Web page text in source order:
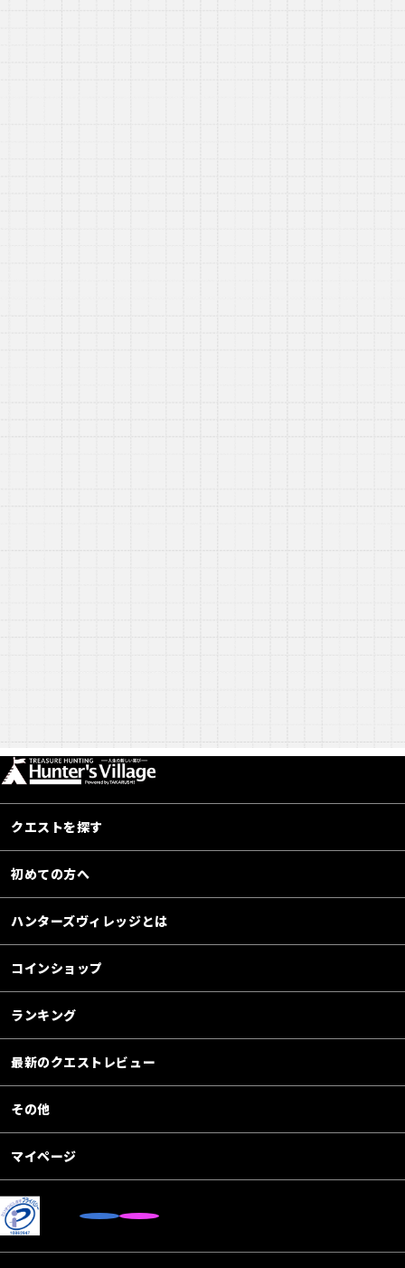
クエストを探す
初めての方へ
ハンターズヴィレッジとは
コインショップ
ランキング
最新のクエストレビュー
その他
マイページ